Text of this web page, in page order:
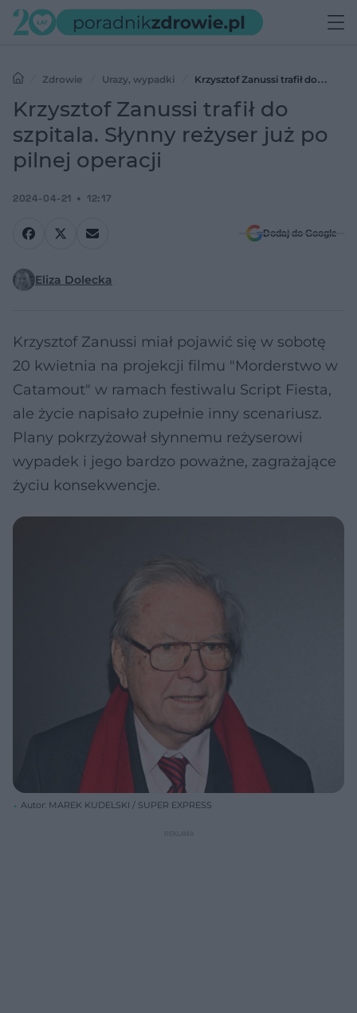
Zdrowie Urazy, wypadki
Krzysztof Zanussi trafił do
szpitala. Słynny reżyser już po pilnej operacji
Krzysztof Zanussi trafił do
szpitala. Słynny reżyser już po
pilnej operacji
2024-04-21 12:17
Dodaj do Google
Eliza Dolecka
Krzysztof Zanussi miał pojawić się w sobotę
20 kwietnia na projekcji filmu "Morderstwo w
Catamout" w ramach festiwalu Script Fiesta,
ale życie napisało zupełnie inny scenariusz.
Plany pokrzyżował słynnemu reżyserowi
wypadek i jego bardzo poważne, zagrażające
życiu konsekwencje.
Autor: MAREK KUDELSKI / SUPER EXPRESS